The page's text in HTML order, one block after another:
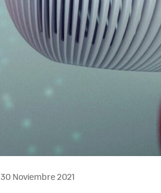
30 Noviembre 2021